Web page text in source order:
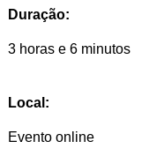
Duração:
3 horas e 6 minutos
Local:
Evento online